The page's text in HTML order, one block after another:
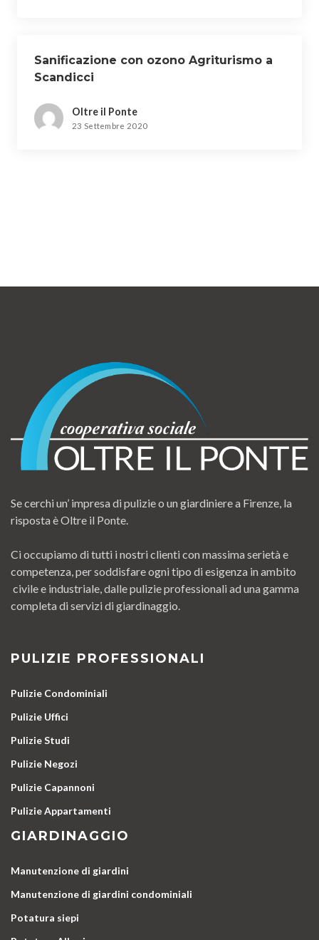
Sanificazione con ozono Agriturismo a
Scandicci
Oltre il Ponte
23 Settembre 2020
Se cerchi un’ impresa di pulizie o un giardiniere a Firenze, la
risposta è Oltre il Ponte.
Ci occupiamo di tutti i nostri clienti con massima serietà e
competenza, per soddisfare ogni tipo di esigenza in ambito
civile e industriale, dalle pulizie professionali ad una gamma
completa di servizi di giardinaggio.
PULIZIE PROFESSIONALI
Pulizie Condominiali
Pulizie Uffici
Pulizie Studi
Pulizie Negozi
Pulizie Capannoni
Pulizie Appartamenti
GIARDINAGGIO
Manutenzione di giardini
Manutenzione di giardini condominiali
Potatura siepi